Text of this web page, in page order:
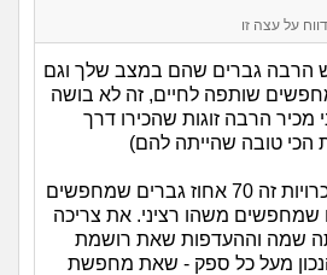
דווח על עצה זו
הרבה גברים שהם במצב שלך וגם
שותפה לחיים, זה לא בושה
מכיר הרבה זוגות שהכירו דרך
הכי טובה שהייתה להם)
אבל - באפליקציות היכרויות זה 70 אחוז גברים שמחפשים
גברים שמחפשים משהו רציני. את צריכה
שמה וההעדפות שאת רושמת
מעל כל ספק - שאת מחפשת